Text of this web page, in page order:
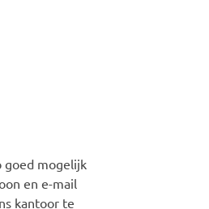
goed mogelijk
en e-mail
kantoor te